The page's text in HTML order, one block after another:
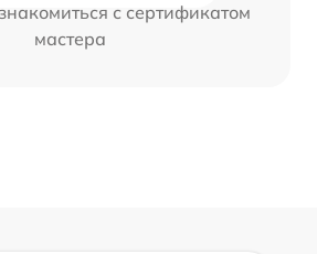
с сертификатом
мастера